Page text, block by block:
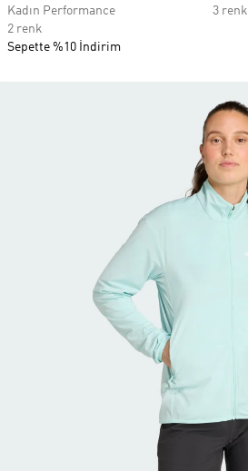
Kadın Performance
2 renk
Sepette %10 İndirim
3 renk